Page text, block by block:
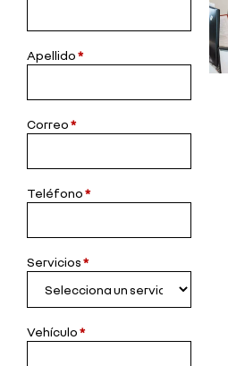
Apellido*
Correo*
Teléfono*
Servicios*
Vehículo*